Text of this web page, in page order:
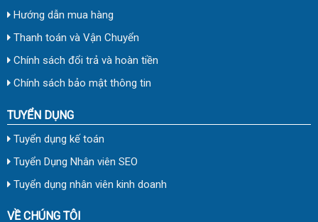
Hướng dẫn mua hàng
Thanh toán và Vận Chuyển
Chính sách đổi trả và hoàn tiền
Chính sách bảo mật thông tin
TUYỂN DỤNG
Tuyển dụng kế toán
Tuyển Dụng Nhân viên SEO
Tuyển dụng nhân viên kinh doanh
VỀ CHÚNG TÔI